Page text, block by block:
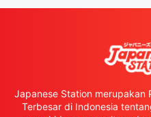
Japanese Station merupakan
Terbesar di Indonesia